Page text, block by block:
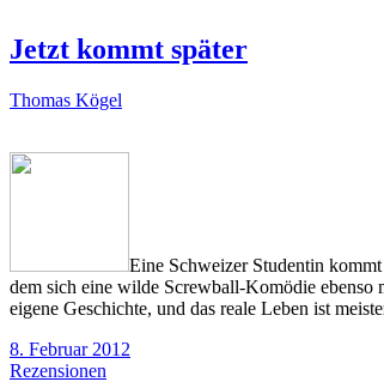
Jetzt kommt später
Thomas Kögel
Eine Schweizer Studentin
dem sich eine wilde Screwball-Komödie
eigene Geschichte, und das reale Leben ist
8. Februar 2012
Rezensionen